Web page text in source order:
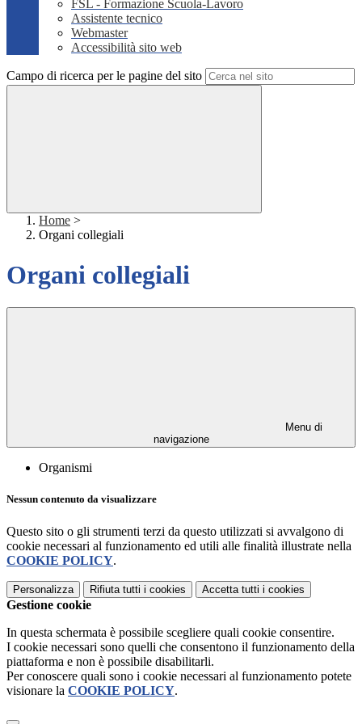
FSL - Formazione Scuola-Lavoro
Assistente tecnico
Webmaster
Accessibilità sito web
Campo di ricerca per le pagine del sito
Home >
Organi collegiali
Organi collegiali
Menu di
navigazione
Organismi
Nessun contenuto da visualizzare
Questo sito o gli strumenti terzi da questo utilizzati si avvalgono di
cookie necessari al funzionamento ed utili alle finalità illustrate nella
COOKIE POLICY.
Personalizza Rifiuta tutti i cookies Accetta tutti i cookies
Gestione cookie
In questa schermata è possibile scegliere quali cookie consentire.
I cookie necessari sono quelli che consentono il funzionamento della
piattaforma e non è possibile disabilitarli.
Per conoscere quali sono i cookie necessari al funzionamento potete
visionare la COOKIE POLICY.